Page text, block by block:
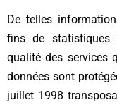
De telles
fins de statistiques
qualité des services
données sont
juillet 1998